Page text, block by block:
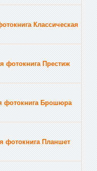
Классическая
фотокнига Престиж
фотокнига Брошюра
фотокнига Планшет